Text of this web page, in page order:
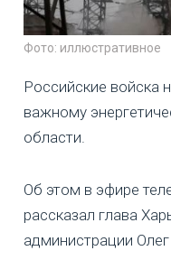
Фото: иллюстративное
Российские войска
важному
области.
Об этом в эфире
рассказал глава
администрации